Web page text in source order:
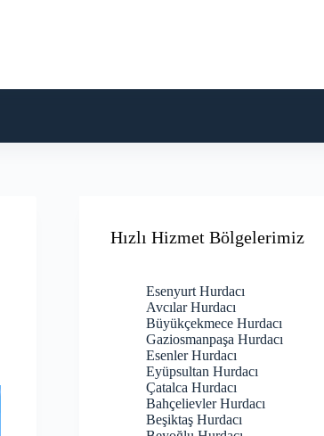
Hızlı Hizmet Bölgelerimiz
Esenyurt Hurdacı
Avcılar Hurdacı
Büyükçekmece Hurdacı
Gaziosmanpaşa Hurdacı
Esenler Hurdacı
Eyüpsultan Hurdacı
Çatalca Hurdacı
Bahçelievler Hurdacı
Beşiktaş Hurdacı